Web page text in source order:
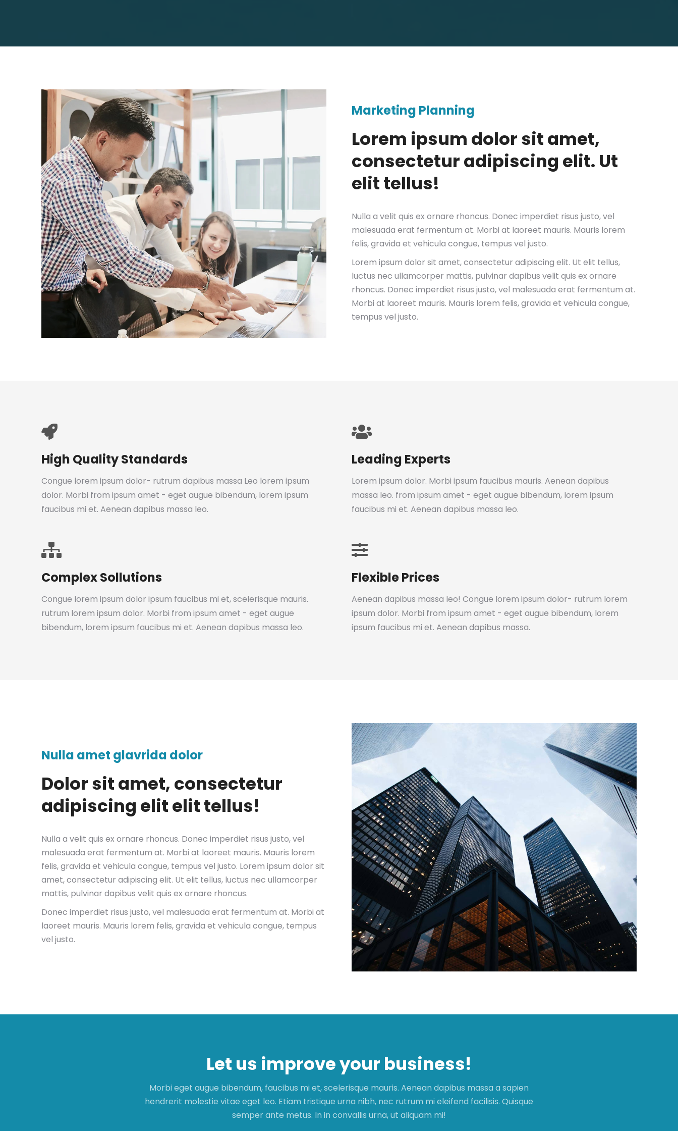
Marketing Planning
Lorem ipsum dolor sit amet,
consectetur adipiscing elit. Ut
elit tellus!
Nulla a velit quis ex ornare rhoncus. Donec imperdiet risus justo, vel
malesuada erat fermentum at. Morbi at laoreet mauris. Mauris lorem
felis, gravida et vehicula congue, tempus vel justo.
Lorem ipsum dolor sit amet, consectetur adipiscing elit. Ut elit tellus,
luctus nec ullamcorper mattis, pulvinar dapibus velit quis ex ornare
rhoncus. Donec imperdiet risus justo, vel malesuada erat fermentum at.
Morbi at laoreet mauris. Mauris lorem felis, gravida et vehicula congue,
tempus vel justo.
High Quality Standards
Congue lorem ipsum dolor- rutrum dapibus massa Leo lorem ipsum
dolor. Morbi from ipsum amet - eget augue bibendum, lorem ipsum
faucibus mi et. Aenean dapibus massa leo.
Leading Experts
Lorem ipsum dolor. Morbi ipsum faucibus mauris. Aenean dapibus
massa leo. from ipsum amet - eget augue bibendum, lorem ipsum
faucibus mi et. Aenean dapibus massa leo.
Complex Sollutions
Congue lorem ipsum dolor ipsum faucibus mi et, scelerisque mauris.
rutrum lorem ipsum dolor. Morbi from ipsum amet - eget augue
bibendum, lorem ipsum faucibus mi et. Aenean dapibus massa leo.
Flexible Prices
Aenean dapibus massa leo! Congue lorem ipsum dolor- rutrum lorem
ipsum dolor. Morbi from ipsum amet - eget augue bibendum, lorem
ipsum faucibus mi et. Aenean dapibus massa.
Nulla amet glavrida dolor
Dolor sit amet, consectetur
adipiscing elit elit tellus!
Nulla a velit quis ex ornare rhoncus. Donec imperdiet risus justo, vel
malesuada erat fermentum at. Morbi at laoreet mauris. Mauris lorem
felis, gravida et vehicula congue, tempus vel justo. Lorem ipsum dolor sit
amet, consectetur adipiscing elit. Ut elit tellus, luctus nec ullamcorper
mattis, pulvinar dapibus velit quis ex ornare rhoncus.
Donec imperdiet risus justo, vel malesuada erat fermentum at. Morbi at
laoreet mauris. Mauris lorem felis, gravida et vehicula congue, tempus
vel justo.
Let us improve your business!
Morbi eget augue bibendum, faucibus mi et, scelerisque mauris. Aenean dapibus massa a sapien
hendrerit molestie vitae eget leo. Etiam tristique urna nibh, nec rutrum mi eleifend facilisis. Quisque
semper ante metus. In in convallis urna, ut aliquam mi!